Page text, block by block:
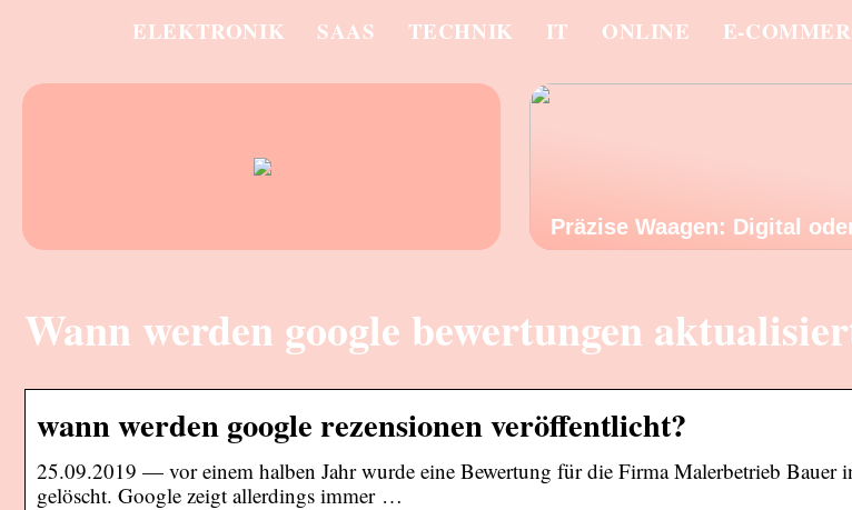
ELEKTRONIK SAAS TECHNIK IT ONLINE E-
Präzise Waagen: Digital
Wann werden google bewertungen
wann werden google rezensionen veröffentlicht?
25.09.2019 — vor einem halben Jahr wurde eine Bewertung für die Firma Malerbetrieb Bauer
gelöscht. Google zeigt allerdings immer …